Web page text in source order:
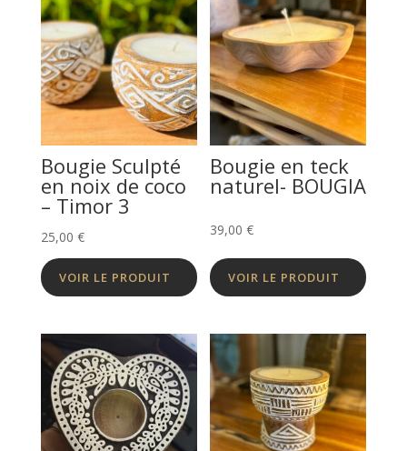
Bougie Sculpté
en noix de coco
– Timor 3
25,00 €
VOIR LE PRODUIT
Bougie en teck
naturel- BOUGIA
39,00€
VOIR LE PRODUIT